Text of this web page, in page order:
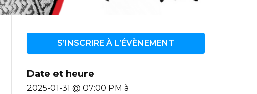
S’INSCRIRE À L’ÉVÈNEMENT
Date et heure
2025-01-31 @ 07:00 PM à